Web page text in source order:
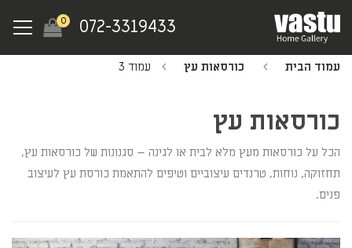
main
content
072-3319433
0
Menu
עמוד הבית כורסאות עץ עמוד 3
כורסאות עץ
הכל על כורסאות מעץ מלא לבית או לגינה – סגנונות של כורסאות עץ,
תחזוקה, נוחות, טרנדים עיצוביים וטיפים להתאמת כורסת עץ לעיצוב
פנים.